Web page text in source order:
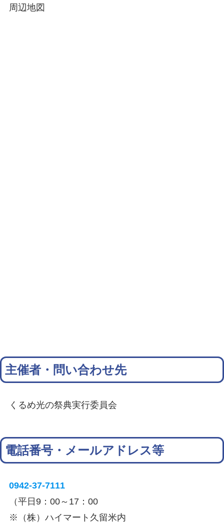
周辺地図
主催者・問い合わせ先
くるめ光の祭典実行委員会
電話番号・メールアドレス等
0942-37-7111
（平日9：00～17：00
※（株）ハイマート久留米内